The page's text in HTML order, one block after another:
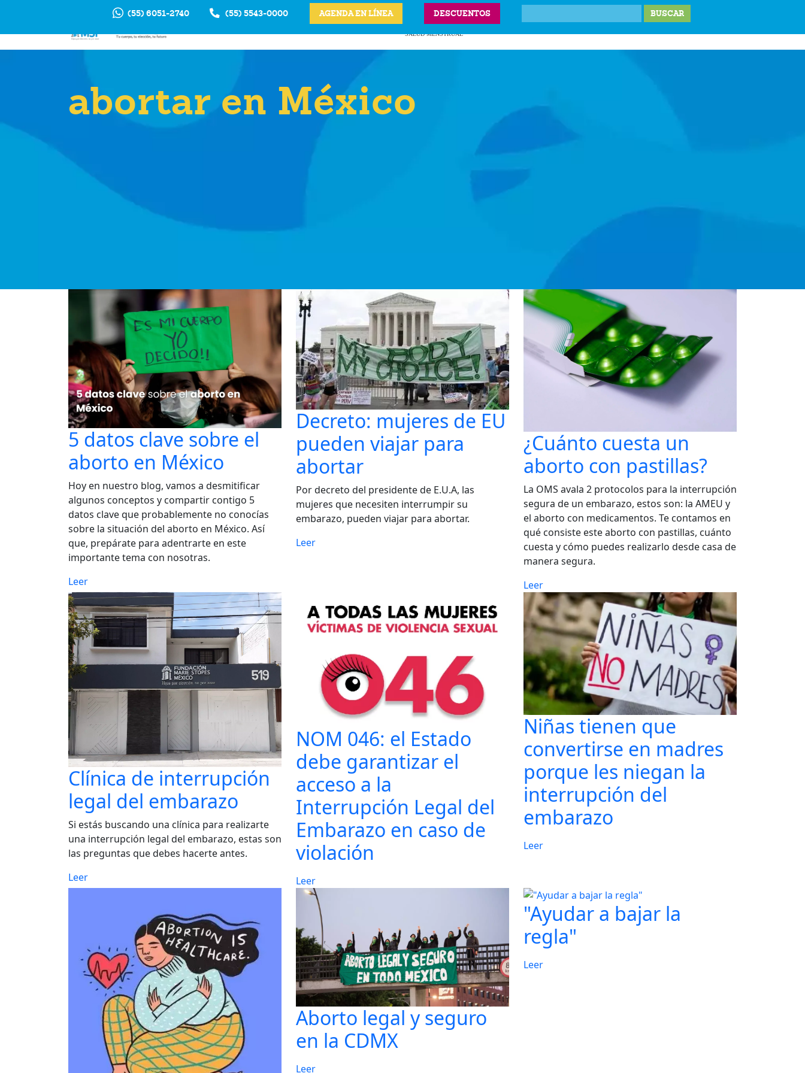
(55) 6051-2740 (55) 5543-0000 AGENDA EN LÍNEA DESCUENTOS
ANTICONCEPTIVOS
ITS
VPH
SALUD MENSTRUAL
PRECIOS Y UBICACIONES
abortar en México
5 datos clave sobre el
aborto en México
Hoy en nuestro blog, vamos a desmitificar
algunos conceptos y compartir contigo 5
datos clave que probablemente no conocías
sobre la situación del aborto en México. Así
que, prepárate para adentrarte en este
importante tema con nosotras.
Leer
Decreto: mujeres de EU
pueden viajar para
abortar
Por decreto del presidente de E.U.A, las
mujeres que necesiten interrumpir su
embarazo, pueden viajar para abortar.
Leer
¿Cuánto cuesta un
aborto con pastillas?
La OMS avala 2 protocolos para la interrupción
segura de un embarazo, estos son: la AMEU y
el aborto con medicamentos. Te contamos en
qué consiste este aborto con pastillas, cuánto
cuesta y cómo puedes realizarlo desde casa de
manera segura.
Leer
Clínica de interrupción
legal del embarazo
Si estás buscando una clínica para realizarte
una interrupción legal del embarazo, estas son
las preguntas que debes hacerte antes.
Leer
NOM 046: el Estado
debe garantizar el
acceso a la
Interrupción Legal del
Embarazo en caso de
violación
Leer
Niñas tienen que
convertirse en madres
porque les niegan la
interrupción del
embarazo
Leer
Aborto legal y seguro
en la CDMX
Leer
"Ayudar a bajar la
regla"
Leer